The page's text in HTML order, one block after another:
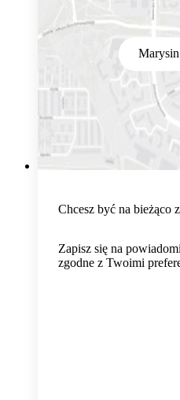
Chcesz być na bieżąco
Zapisz się na
zgodne z Twoimi